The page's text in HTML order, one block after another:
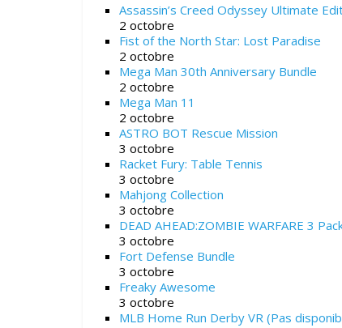
Assassin’s Creed Odyssey Ultimate
2 octobre
Fist of the North Star: Lost Paradise
2 octobre
Mega Man 30th Anniversary Bundle
2 octobre
Mega Man 11
2 octobre
ASTRO BOT Rescue Mission
3 octobre
Racket Fury: Table Tennis
3 octobre
Mahjong Collection
3 octobre
DEAD AHEAD:ZOMBIE WARFARE 3
3 octobre
Fort Defense Bundle
3 octobre
Freaky Awesome
3 octobre
MLB Home Run Derby VR (Pas